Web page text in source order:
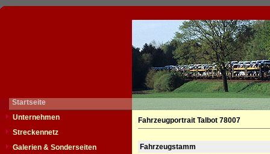
Startseite
Unternehmen
Streckennetz
Galerien & Sonderseiten
Fahrzeugportrait Talbot 78007
Fahrzeugstamm